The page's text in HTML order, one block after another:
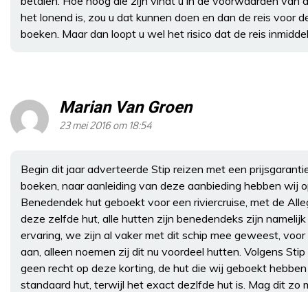
het lonend is, zou u dat kunnen doen en dan de reis voor
boeken. Maar dan loopt u wel het risico dat de reis
Marian Van Groen
23 mei 2016 om 18:54
Begin dit jaar adverteerde Stip reizen met een
boeken, naar aanleiding van deze aanbieding hebben wij
Benedendek hut geboekt voor een riviercruise, met de
deze zelfde hut, alle hutten zijn benedendeks zijn
ervaring, we zijn al vaker met dit schip mee geweest,
aan, alleen noemen zij dit nu voordeel hutten. Volgens
geen recht op deze korting, de hut die wij geboekt
standaard hut, terwijl het exact dezlfde hut is. Mag dit zo